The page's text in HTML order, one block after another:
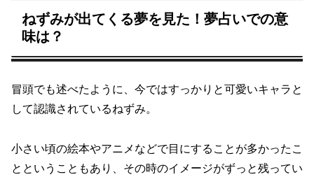
ねずみが出てくる夢を見た！夢占いでの意
味は？
冒頭でも述べたように、今ではすっかりと可愛いキャラと
して認識されているねずみ。
小さい頃の絵本やアニメなどで目にすることが多かったこ
とということもあり、その時のイメージがずっと残ってい